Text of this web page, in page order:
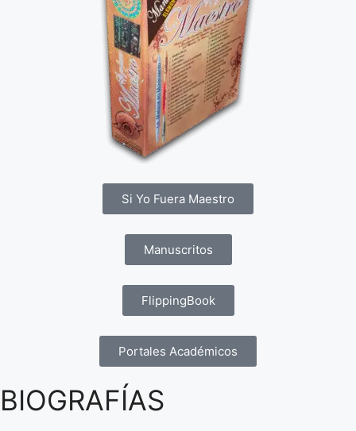
Si Yo Fuera Maestro
Manuscritos
FlippingBook
Portales Académicos
BIOGRAFÍAS